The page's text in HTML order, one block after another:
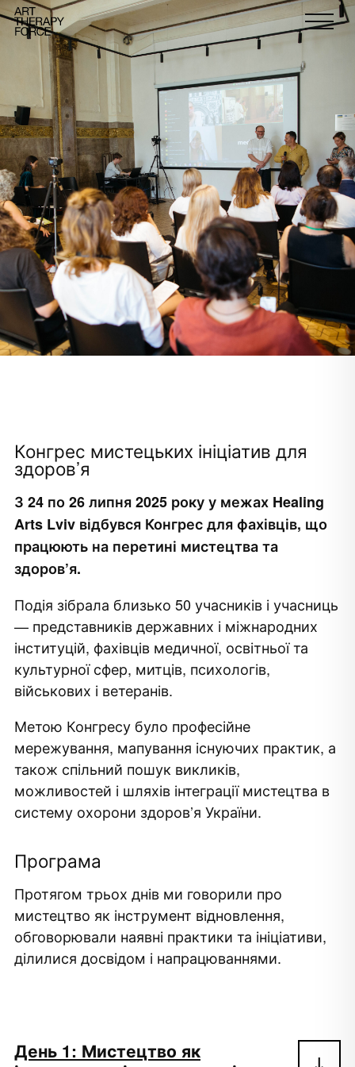
Конгрес мистецьких ініціатив для
здоров’я
З 24 по 26 липня 2025 року у межах Healing
Arts Lviv відбувся Конгрес для фахівців, що
працюють на перетині мистецтва та
здоров’я.
Подія зібрала близько 50 учасників і учасниць
— представників державних і міжнародних
інституцій, фахівців медичної, освітньої та
культурної сфер, митців, психологів,
військових і ветеранів.
Метою Конгресу було професійне
мережування, мапування існуючих практик, а
також спільний пошук викликів,
можливостей і шляхів інтеграції мистецтва в
систему охорони здоров’я України.
Програма
Протягом трьох днів ми говорили про
мистецтво як інструмент відновлення,
обговорювали наявні практики та ініціативи,
ділилися досвідом і напрацюваннями.
День 1: Мистецтво як